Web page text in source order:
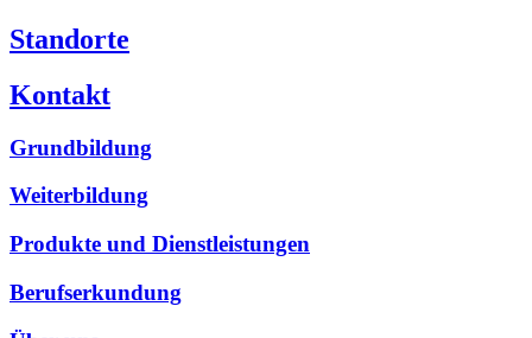
Standorte
Kontakt
Grundbildung
Weiterbildung
Produkte und Dienstleistungen
Berufserkundung